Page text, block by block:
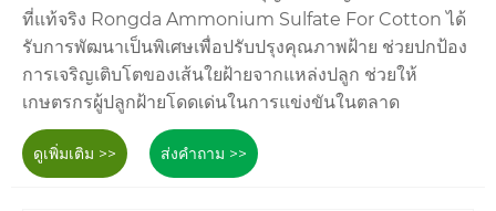
ที่แท้จริง Rongda Ammonium Sulfate For Cotton ได้
รับการพัฒนาเป็นพิเศษเพื่อปรับปรุงคุณภาพฝ้าย ช่วยปกป้อง
การเจริญเติบโตของเส้นใยฝ้ายจากแหล่งปลูก ช่วยให้
เกษตรกรผู้ปลูกฝ้ายโดดเด่นในการแข่งขันในตลาด
ดูเพิ่มเติม >> ส่งคำถาม >>